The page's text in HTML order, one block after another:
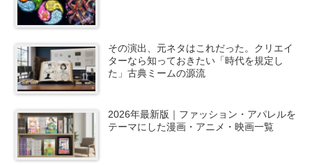
その演出、元ネタはこれだった。クリエイ
ターなら知っておきたい「時代を規定し
た」古典ミームの源流
2026年最新版｜ファッション・アパレルを
テーマにした漫画・アニメ・映画一覧